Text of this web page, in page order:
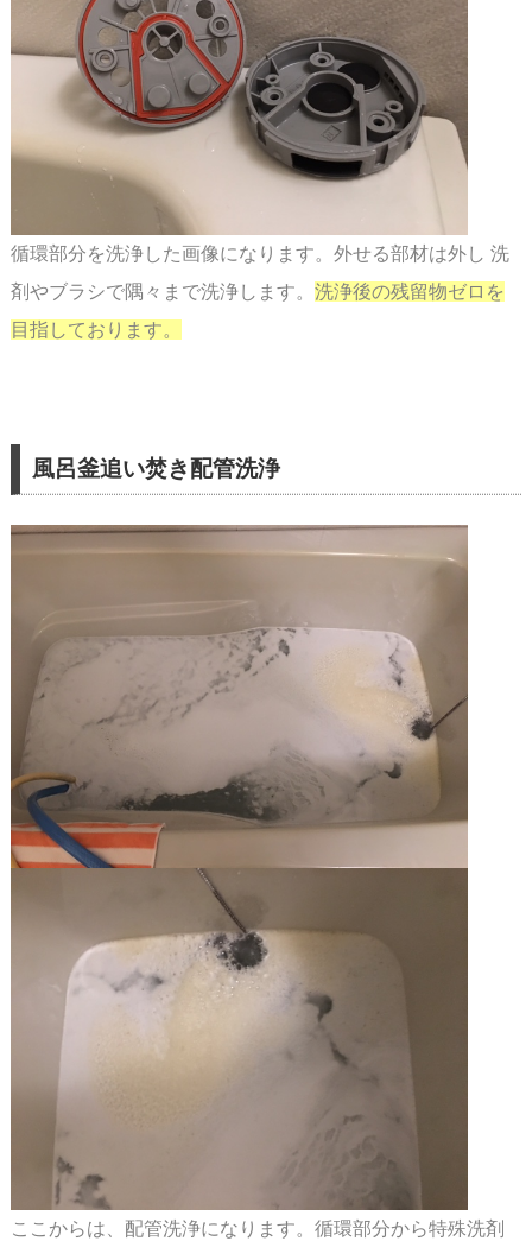
循環部分を洗浄した画像になります。外せる部材は外し 洗
剤やブラシで隅々まで洗浄します。 洗浄後の残留物ゼロを
目指しております。
風呂釜追い焚き配管洗浄
ここからは、配管洗浄になります。循環部分から特殊洗剤